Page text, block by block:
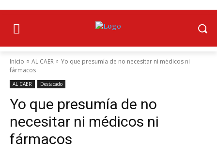
Inicio AL CAER
Yo que presumía de no necesitar ni médicos ni
fármacos
AL CAER Destacado
Yo que presumía de no
necesitar ni médicos ni
fármacos